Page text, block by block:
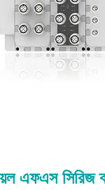
এফএস সিরিজ